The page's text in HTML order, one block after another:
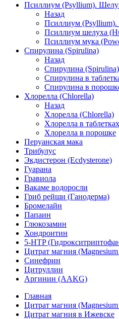
Псиллиум (Psyllium).
Назад
Псиллиум
Псиллиум шелуха
Псиллиум мука
Спирулина (Spirulina)
Назад
Спирулина (Spirulina)
Спирулина в
Спирулина в
Хлорелла (Chlorella)
Назад
Хлорелла (Chlorella)
Хлорелла в таблетках
Хлорелла в порошке
Перуанская мака
Трибулус
Экдистерон (Ecdysterone)
Гуарана
Гравиола
Вакаме водоросли
Гриб рейши (Ганодерма)
Бромелайн
Папаин
Глюкозамин
Хондроитин
5-HTP
Цитрат магния
Синефрин
Цитруллин
Аргинин (AAKG)
Главная
Цитрат магния
Цитрат магния в Ижевске